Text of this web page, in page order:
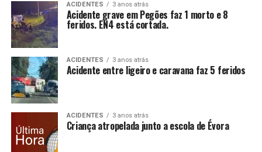
ACIDENTES 3 anos atrás
Acidente grave em Pegões faz 1 morto e 8
feridos. EN4 está cortada.
ACIDENTES 3 anos atrás
Acidente entre ligeiro e caravana faz 5 feridos
ACIDENTES 3 anos atrás
Criança atropelada junto a escola de Évora